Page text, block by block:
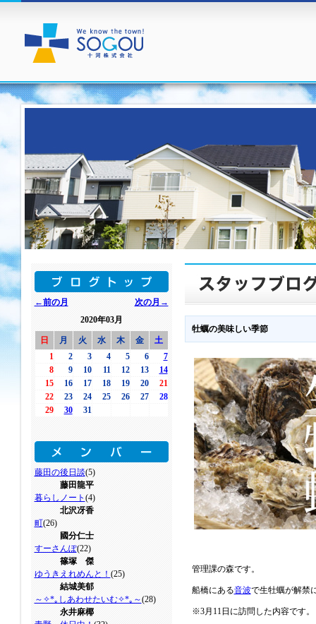
←前の月
次の月→
2020年03月
日 月 火 水 木 金
土
1
2 3 4 5 6
7
8
9 10 11 12 13
14
15
16 17 18 19 20
21
22
23 24 25 26 27
28
29
30 31
藤田の後日談(5)
藤田龍平
暮らしノート (4)
北沢冴香
町(26)
國分仁士
すーさんぽ(22)
篠塚 傑
ゆうきえれめんと！ (25)
結城美郁
～✧*｡しあわせたいむ✧*｡～(28)
永井麻椰
牡蠣の美味しい季節
管理課の森です。
船橋にある音波で生牡蠣が解禁
※3月11日に訪問した内容です。